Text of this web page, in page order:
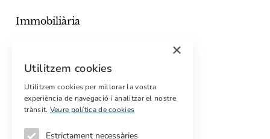
Immobiliària
Pressupost gratuït de rehabilitació
Serveis
Compradors internacionals
×
Utilitzem cookies
Utilitzem cookies per millorar la vostra
experiència de navegació i analitzar el nostre
trànsit. Veure política de cookies
Estrictament necessàries